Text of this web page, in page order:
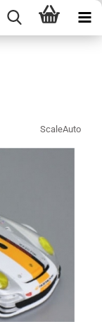
ScaleAuto